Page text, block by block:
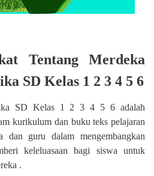
Tentang Merdeka
SD Kelas 1 2 3 4 5 6
SD Kelas 1 2 3 4 5 6 adalah
kurikulum dan buku teks pelajaran
dan guru dalam mengembangkan
keleluasaan bagi siswa untuk
.